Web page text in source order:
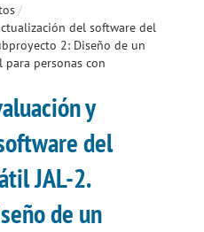
/
del software del
2: Diseño de un
personas con
y
del
JAL-2.
de un